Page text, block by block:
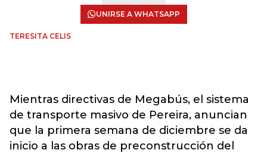
UNIRSE A WHATSAPP
TERESITA CELIS
Mientras directivas de Megabús, el sistema
de transporte masivo de Pereira, anuncian
que la primera semana de diciembre se da
inicio a las obras de preconstrucción del